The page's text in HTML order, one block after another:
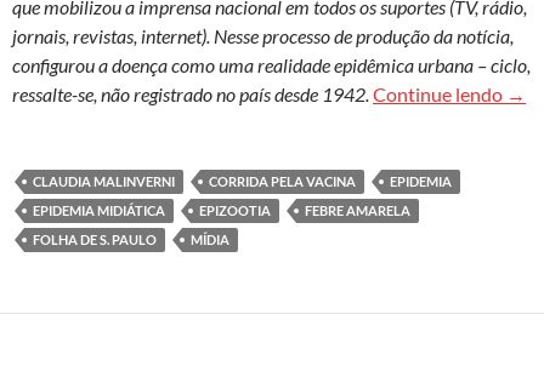
que mobilizou a imprensa nacional em todos os suportes (TV, rádio,
jornais, revistas, internet). Nesse processo de produção da notícia,
configurou a doença como uma realidade epidêmica urbana – ciclo,
ressalte-se, não registrado no país desde 1942.Continue lendo →
CLAUDIA MALINVERNI CORRIDA PELA VACINA
EPIDEMIA
EPIDEMIA MIDIÁTICA
EPIZOOTIA
FEBRE AMARELA
FOLHA DE S. PAULO
MÍDIA